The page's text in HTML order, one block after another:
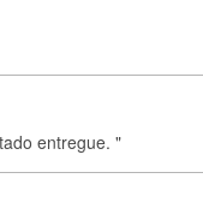
entregue. "